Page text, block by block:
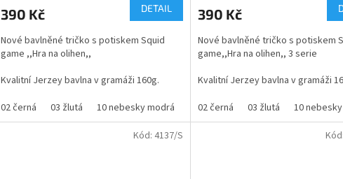
je
z
5
390 Kč DETAIL
Nové bavlněné tričko s potiskem Squid
game ,,Hra na olihen,,
Kvalitní Jerzey bavlna v gramáži 160g.
Do kin právě vstupuje nová serie č.2 2025
02 černá 03 žlutá 10 nebesky modrá 12 tyrkysová 31 oranžová 43
je
z
5
390 Kč
Nové bavlněné tričko s potiskem
game,,Hra na olihen,, 3 serie
Kvalitní Jerzey bavlna v gramáži
Tričko s tematikou
pro mládež roku 2024
02 černá 03 žlutá 10
Kód: 4137/S Kód: